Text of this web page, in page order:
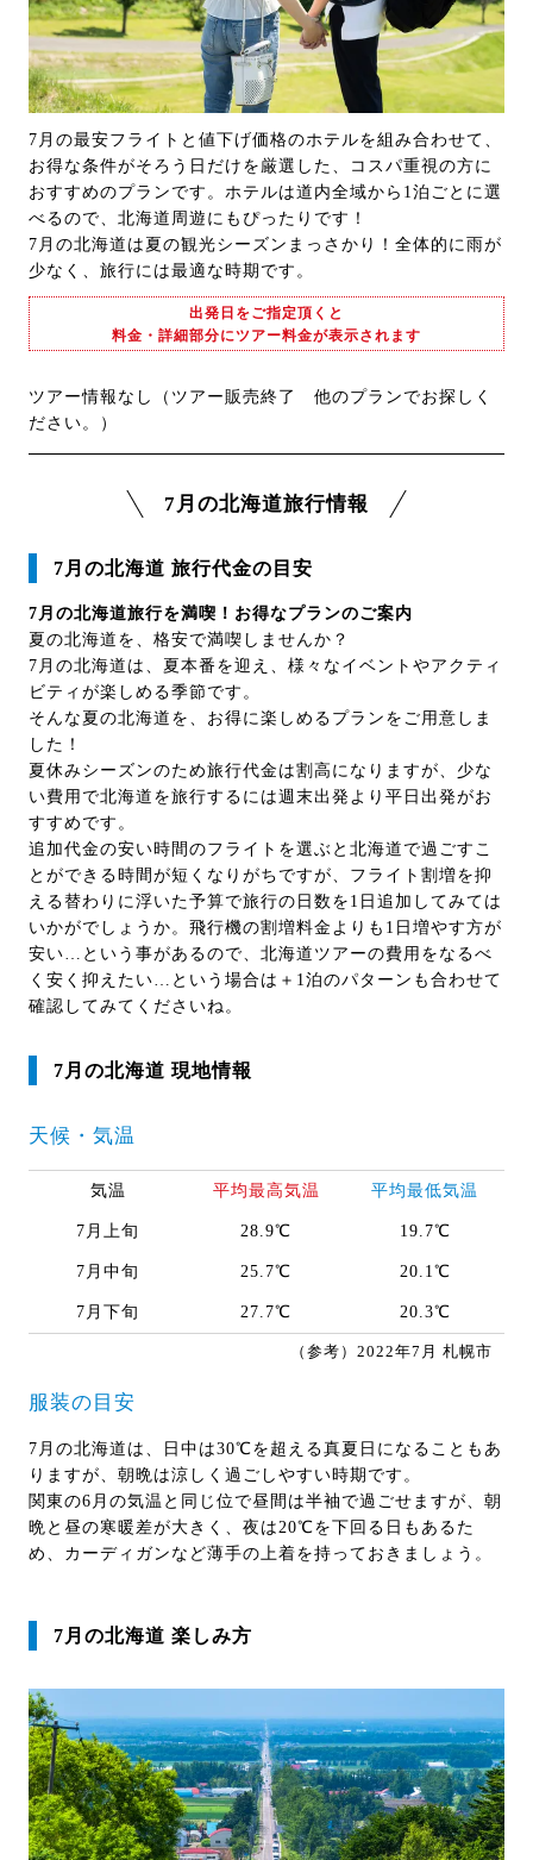
7月の最安フライトと値下げ価格のホテルを組み合わせて、
お得な条件がそろう日だけを厳選した、コスパ重視の方に
おすすめのプランです。ホテルは道内全域から1泊ごとに選
べるので、北海道周遊にもぴったりです！
7月の北海道は夏の観光シーズンまっさかり！全体的に雨が
少なく、旅行には最適な時期です。
出発日をご指定頂くと
料金・詳細部分にツアー料金が表示されます
ツアー情報なし（ツアー販売終了 他のプランでお探しく
ださい。）
7月の北海道旅行情報
7月の北海道 旅行代金の目安
7月の北海道旅行を満喫！お得なプランのご案内
夏の北海道を、格安で満喫しませんか？
7月の北海道は、夏本番を迎え、様々なイベントやアクティ
ビティが楽しめる季節です。
そんな夏の北海道を、お得に楽しめるプランをご用意しま
した！
夏休みシーズンのため旅行代金は割高になりますが、少な
い費用で北海道を旅行するには週末出発より平日出発がお
すすめです。
追加代金の安い時間のフライトを選ぶと北海道で過ごすこ
とができる時間が短くなりがちですが、フライト割増を抑
える替わりに浮いた予算で旅行の日数を1日追加してみては
いかがでしょうか。飛行機の割増料金よりも1日増やす方が
安い…という事があるので、北海道ツアーの費用をなるべ
く安く抑えたい…という場合は＋1泊のパターンも合わせて
確認してみてくださいね。
7月の北海道 現地情報
天候・気温
気温 平均最高気温 平均最低気温
7月上旬 28.9℃ 19.7℃
7月中旬 25.7℃ 20.1℃
7月下旬 27.7℃ 20.3℃
（参考）2022年7月 札幌市
服装の目安
7月の北海道は、日中は30℃を超える真夏日になることもあ
りますが、朝晩は涼しく過ごしやすい時期です。
関東の6月の気温と同じ位で昼間は半袖で過ごせますが、朝
晩と昼の寒暖差が大きく、夜は20℃を下回る日もあるた
め、カーディガンなど薄手の上着を持っておきましょう。
7月の北海道 楽しみ方